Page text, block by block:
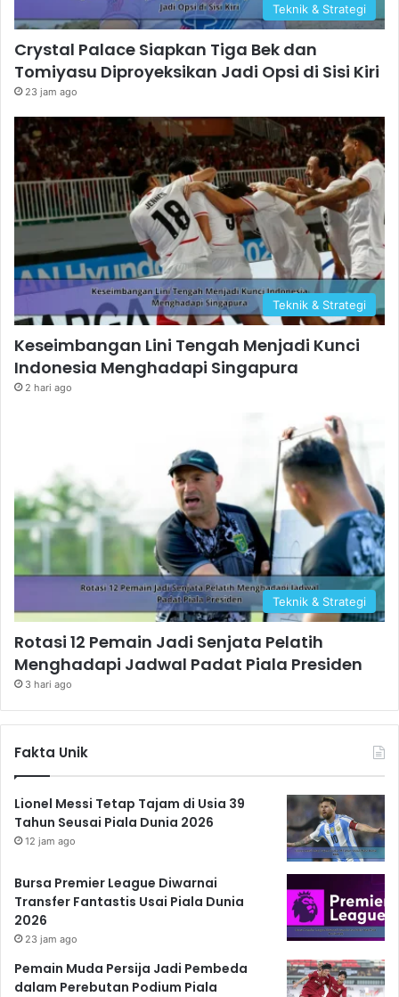
Teknik & Strategi
Crystal Palace Siapkan Tiga Bek dan
Tomiyasu Diproyeksikan Jadi Opsi di Sisi Kiri
23 jam ago
Teknik & Strategi
Keseimbangan Lini Tengah Menjadi Kunci
Indonesia Menghadapi Singapura
2 hari ago
Teknik & Strategi
Rotasi 12 Pemain Jadi Senjata Pelatih
Menghadapi Jadwal Padat Piala Presiden
3 hari ago
Fakta Unik
Lionel Messi Tetap Tajam di Usia 39
Tahun Seusai Piala Dunia 2026
12 jam ago
Bursa Premier League Diwarnai
Transfer Fantastis Usai Piala Dunia
2026
23 jam ago
Pemain Muda Persija Jadi Pembeda
dalam Perebutan Podium Piala